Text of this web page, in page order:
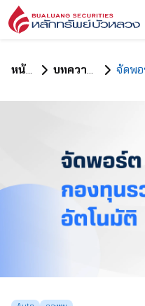
หน้าแรก บทความทั้งหมด